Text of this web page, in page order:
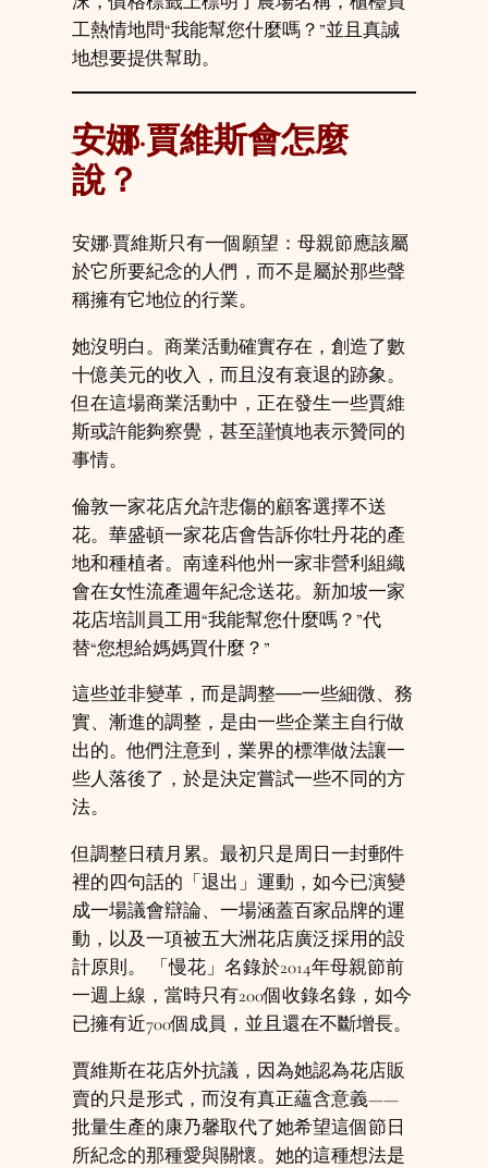
工熱情地問“我能幫您什麼嗎？”並且真誠
地想要提供幫助。
安娜·賈維斯會怎麼
說？
安娜·賈維斯只有一個願望：母親節應該屬
於它所要紀念的人們，而不是屬於那些聲
稱擁有它地位的行業。
她沒明白。商業活動確實存在，創造了數
十億美元的收入，而且沒有衰退的跡象。
但在這場商業活動中，正在發生一些賈維
斯或許能夠察覺，甚至謹慎地表示贊同的
事情。
倫敦一家花店允許悲傷的顧客選擇不送
花。華盛頓一家花店會告訴你牡丹花的產
地和種植者。南達科他州一家非營利組織
會在女性流產週年紀念送花。新加坡一家
花店培訓員工用“我能幫您什麼嗎？”代
替“您想給媽媽買什麼？”
這些並非變革，而是調整──一些細微、務
實、漸進的調整，是由一些企業主自行做
出的。他們注意到，業界的標準做法讓一
些人落後了，於是決定嘗試一些不同的方
法。
但調整日積月累。最初只是周日一封郵件
裡的四句話的「退出」運動，如今已演變
成一場議會辯論、一場涵蓋百家品牌的運
動，以及一項被五大洲花店廣泛採用的設
計原則。 「慢花」名錄於2014年母親節前
一週上線，當時只有200個收錄名錄，如今
已擁有近700個成員，並且還在不斷增長。
賈維斯在花店外抗議，因為她認為花店販
賣的只是形式，而沒有真正蘊含意義——
批量生產的康乃馨取代了她希望這個節日
所紀念的那種愛與關懷。她的這種想法是